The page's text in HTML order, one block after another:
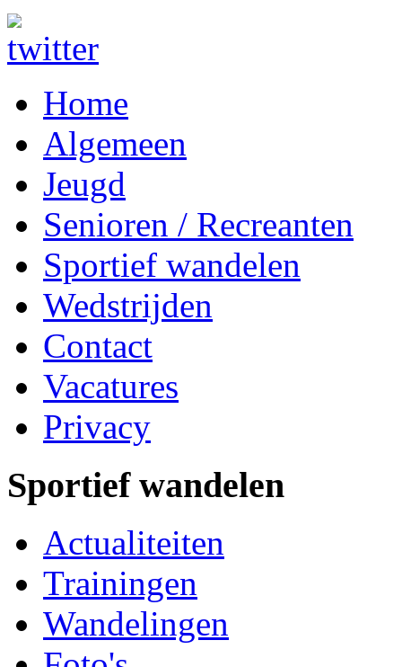
Home
Algemeen
Jeugd
Senioren / Recreanten
Sportief wandelen
Wedstrijden
Contact
Vacatures
Privacy
Sportief wandelen
Actualiteiten
Trainingen
Wandelingen